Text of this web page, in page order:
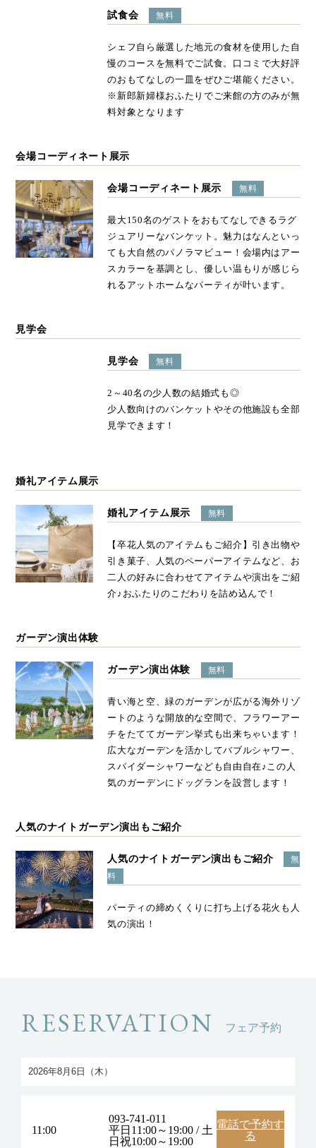
試食会 無料
シェフ自ら厳選した地元の食材を使用した自
慢のコースを無料でご試食。口コミで大好評
のおもてなしの一皿をぜひご堪能ください。
※新郎新婦様おふたりでご来館の方のみが無
料対象となります
会場コーディネート展示
会場コーディネート展示 無料
最大150名のゲストをおもてなしできるラグ
ジュアリーなバンケット。魅力はなんといっ
ても大自然のパノラマビュー！会場内はアー
スカラーを基調とし、優しい温もりが感じら
れるアットホームなパーティが叶います。
見学会
見学会 無料
2～40名の少人数の結婚式も◎
少人数向けのバンケットやその他施設も全部
見学できます！
婚礼アイテム展示
婚礼アイテム展示 無料
【卒花人気のアイテムもご紹介】引き出物や
引き菓子、人気のペーパーアイテムなど、お
二人の好みに合わせてアイテムや演出をご紹
介♪おふたりのこだわりを詰め込んで！
ガーデン演出体験
ガーデン演出体験 無料
青い海と空、緑のガーデンが広がる海外リゾ
ートのような開放的な空間で、フラワーアー
チをたててガーデン挙式も出来ちゃいます！
広大なガーデンを活かしてバブルシャワー、
スパイダーシャワーなども自由自在♪この人
気のガーデンにドッグランを設営します！
人気のナイトガーデン演出もご紹介
人気のナイトガーデン演出もご紹介
無
料
パーティの締めくくりに打ち上げる花火も人
気の演出！
RESERVATION フェア予約
11:00
093-741-011
平日11:00～19:00 / 土
日祝10:00～19:00
電話で予約す
る